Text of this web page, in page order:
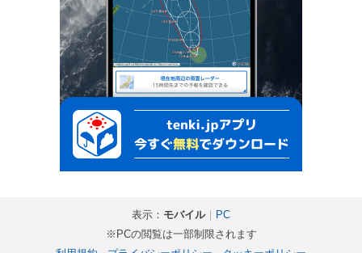
表示： モバイル｜
PC
※PCの閲覧は一部制限されます